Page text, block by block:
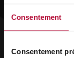
Consentement
Consentement
La Mutuelle 403,